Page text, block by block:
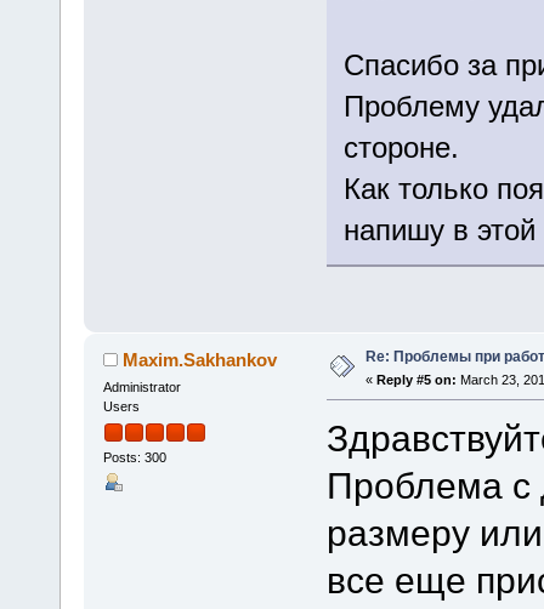
Спасибо за
Проблему
стороне.
Как только
напишу в
Maxim.Sakhankov
Administrator
Users
Posts: 300
Re: Проблемы при
« Reply #5 on: March 23,
Проблема с
размеру
все еще